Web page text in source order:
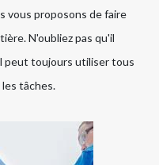
vous proposons de faire
N'oubliez pas qu'il
peut toujours utiliser tous
tâches.